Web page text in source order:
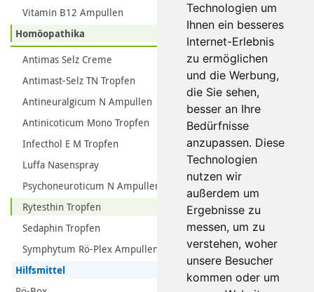
Technologien um
Ihnen ein besseres
Internet-Erlebnis
zu ermöglichen
und die Werbung,
die Sie sehen,
besser an Ihre
Bedürfnisse
anzupassen. Diese
Technologien
nutzen wir
außerdem um
Ergebnisse zu
messen, um zu
verstehen, woher
unsere Besucher
kommen oder um
Vitamin B12 Ampullen
Homöopathika
Antimas Selz Creme
Antimast-Selz TN Tropfen
Antineuralgicum N Ampullen
Antinicoticum Mono Tropfen
Infecthol E M Tropfen
Luffa Nasenspray
Psychoneuroticum N Ampullen
Rytesthin Tropfen
Sedaphin Tropfen
Symphytum Rö-Plex Ampullen
Hilfsmittel